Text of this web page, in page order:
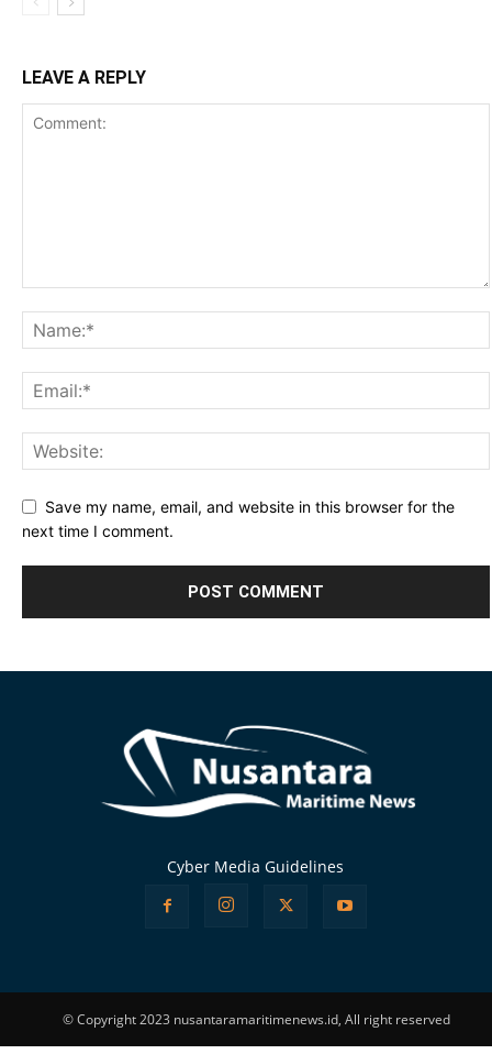
LEAVE A REPLY
Save my name, email, and website in this browser for the
next time I comment.
Cyber Media Guidelines
© Copyright 2023 nusantaramaritimenews.id, All right reserved